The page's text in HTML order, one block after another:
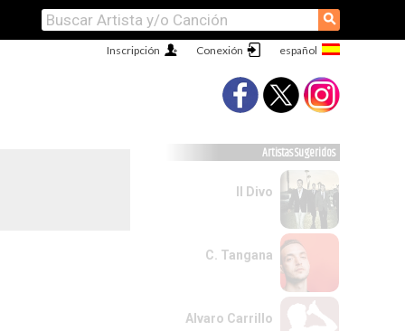
⚲
Conexión
Inscripción
Artistas Sugeridos
Il Divo
C. Tangana
Alvaro Carrillo